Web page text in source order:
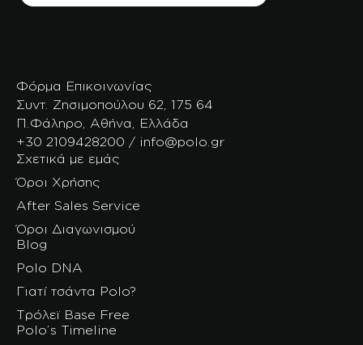
Φόρμα Επικοινωνίας
Συντ. Ζησιμοπούλου 62, 175 64
Π.Φάληρο, Αθήνα, Ελλάδα
+30 2109428200 / info@polo.gr
Σχετικά με εμάς
Όροι Χρήσης
After Sales Service
Όροι Διαγωνισμού
Blog
Polo DNA
Γιατί τσάντα Polo?
Τρόλεϊ Base Free
Polo’s Timeline